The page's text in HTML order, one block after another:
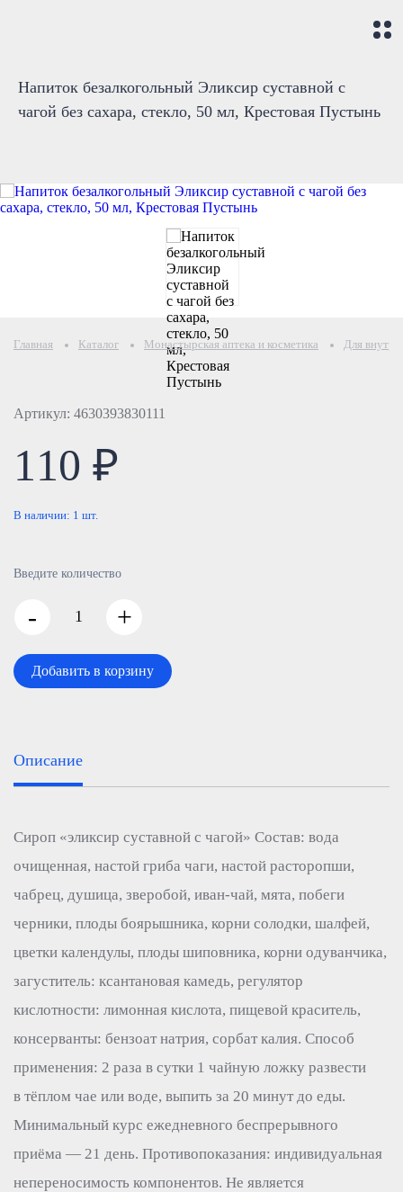
Напиток безалкогольный Эликсир суставной с
чагой без сахара, стекло, 50 мл, Крестовая Пустынь
Главная Каталог Монастырская аптека и косметика Для
Артикул: 4630393830111
110 ₽
В наличии: 1 шт.
Введите количество
- +
Добавить в корзину
Описание
Сироп «эликсир суставной с чагой» Состав: вода
очищенная, настой гриба чаги, настой расторопши,
чабрец, душица, зверобой, иван-чай, мята, побеги
черники, плоды боярышника, корни солодки, шалфей,
цветки календулы, плоды шиповника, корни одуванчика,
загуститель: ксантановая камедь, регулятор
кислотности: лимонная кислота, пищевой краситель,
консерванты: бензоат натрия, сорбат калия. Способ
применения: 2 раза в сутки 1 чайную ложку развести
в тёплом чае или воде, выпить за 20 минут до еды.
Минимальный курс ежедневного беспрерывного
приёма — 21 день. Противопоказания: индивидуальная
непереносимость компонентов. Не является